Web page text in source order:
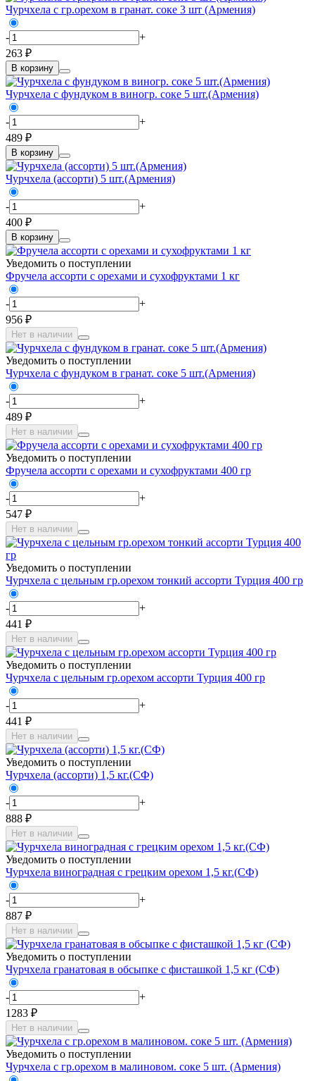
Чурчхела с гр.орехом в гранат. соке 3 шт (Армения)
-
+
263 ₽
В корзину
Чурчхела с фундуком в виногр. соке 5 шт.(Армения)
-
+
489 ₽
В корзину
Чурчхела (ассорти) 5 шт.(Армения)
-
+
400 ₽
В корзину
Уведомить о поступлении
Фручела ассорти с орехами и сухофруктами 1 кг
-
+
956 ₽
Нет в наличии
Уведомить о поступлении
Чурчхела с фундуком в гранат. соке 5 шт.(Армения)
-
+
489 ₽
Нет в наличии
Уведомить о поступлении
Фручела ассорти с орехами и сухофруктами 400 гр
-
+
547 ₽
Нет в наличии
Уведомить о поступлении
Чурчхела с цельным гр.орехом тонкий ассорти Турция 400 гр
-
+
441 ₽
Нет в наличии
Уведомить о поступлении
Чурчхела с цельным гр.орехом ассорти Турция 400 гр
-
+
441 ₽
Нет в наличии
Уведомить о поступлении
Чурчхела (ассорти) 1,5 кг.(СФ)
-
+
888 ₽
Нет в наличии
Уведомить о поступлении
Чурчхела виноградная с грецким орехом 1,5 кг.(СФ)
-
+
887 ₽
Нет в наличии
Уведомить о поступлении
Чурчхела гранатовая в обсыпке с фисташкой 1,5 кг (СФ)
-
+
1283 ₽
Нет в наличии
Уведомить о поступлении
Чурчхела с гр.орехом в малиновом. соке 5 шт. (Армения)